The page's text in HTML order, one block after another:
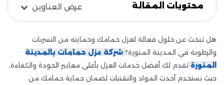
محتويات المقالة عرض العناوين
هل تبحث عن حلول فعالة لعزل حمامك وحمايته من التسربات
والرطوبة في المدينة المنورة؟ شركة عزل حمامات بالمدينة
المنورة تقدم لك أفضل خدمات العزل بأعلى معايير الجودة والكفاءة.
حيث نستخدم أحدث المواد والتقنيات لضمان حماية حمامك من